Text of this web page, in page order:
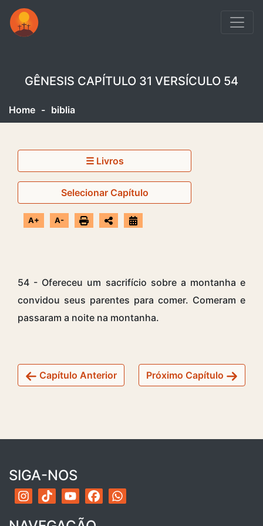
GÊNESIS CAPÍTULO 31 VERSÍCULO 54
Home - biblia
☰ Livros
Selecionar Capítulo
A+ A-
54 - Ofereceu um sacrifício sobre a montanha e
convidou seus parentes para comer. Comeram e
passaram a noite na montanha.
Capítulo Anterior Próximo Capítulo
SIGA-NOS